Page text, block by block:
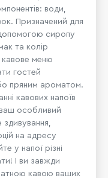
води,
Призначений для
допомогою сиропу
та колір
меню
гостей
пряним ароматом.
кавових напоїв
особливий
на адресу
у напої різні
І ви завжди
кавою ваших